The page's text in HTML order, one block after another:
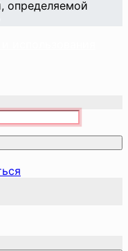
определяемой